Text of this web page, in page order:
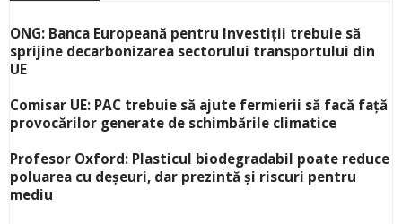
ONG: Banca Europeană pentru Investiții trebuie să
sprijine decarbonizarea sectorului transportului din
UE
Comisar UE: PAC trebuie să ajute fermierii să facă față
provocărilor generate de schimbările climatice
Profesor Oxford: Plasticul biodegradabil poate reduce
poluarea cu deșeuri, dar prezintă și riscuri pentru
mediu